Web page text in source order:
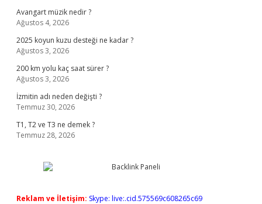
Avangart müzik nedir ?
Ağustos 4, 2026
2025 koyun kuzu desteği ne kadar ?
Ağustos 3, 2026
200 km yolu kaç saat sürer ?
Ağustos 3, 2026
İzmitin adı neden değişti ?
Temmuz 30, 2026
T1, T2 ve T3 ne demek ?
Temmuz 28, 2026
Reklam ve İletişim: Skype: live:.cid.575569c608265c69